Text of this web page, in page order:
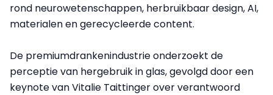
rond neurowetenschappen, herbruikbaar design, AI,
materialen en gerecycleerde content.
De premiumdrankenindustrie onderzoekt de
perceptie van hergebruik in glas, gevolgd door een
keynote van Vitalie Taittinger over verantwoord